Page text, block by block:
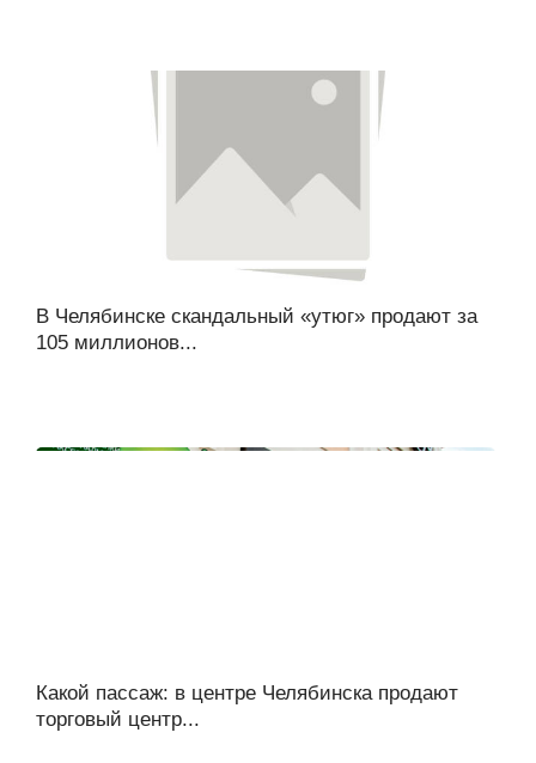
В Челябинске скандальный «утюг» продают за
105 миллионов...
Какой пассаж: в центре Челябинска продают
торговый центр...